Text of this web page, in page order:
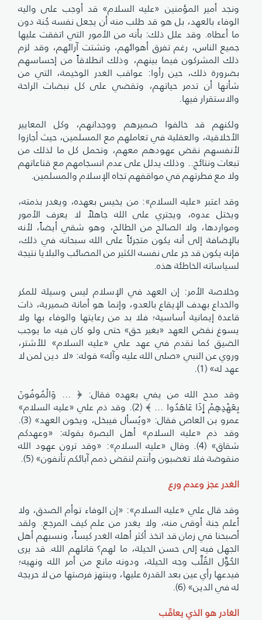
ونجد أمير المؤمنين «عليه السلام» قد أوجب على واليه
الوفاء بالعهد، بل هو قد طلب منه أن يجعل نفسه جُنة دون
ما أعطاه. وقد علل ذلك: بأنه من الأمور التي اتفقت عليها
جميع الناس، رغم تفرق أهوائهم، وتشتت آرائهم، وقد لزم
ذلك المشركون فيما بينهم، وذلك انطلاقاً من إحساسهم
بضرورة ذلك، حين رأوا: عواقب الغدر الوخيمة، التي من
شأنها أن تدمر حياتهم، وتقضي على كل نبضات الراحة
والاستقرار فيها.
ولكنهم قد خالفوا ضميرهم ووجدانهم، وكل المعايير
الأخلاقية، والعقلية في تعاملهم مع المسلمين، حيث أجازوا
لأنفسهم نقض عهودهم معهم، وتحمل كل ما لذلك من
تبعات ونتائج.. وذلك يدلل على عدم انسجامهم مع قناعاتهم
ولا مع فطرتهم في مواقفهم تجاه الإسلام والمسلمين.
وقد اعتبر «عليه السلام»: من يخيس بعهده، ويغدر بذمته،
ويختل عدوه، ويجتري على الله جاهلاً لا يعرف الأمور
ومواردها، ولا الصالح من الطالح، وهو شقي أيضاً، لأنه
بالإضافة إلى أنه يكون متجرئاً على الله سبحانه في ذلك،
فإنه يكون قد جر على نفسه الكثير من المصائب والبلايا نتيجة
لسياساته الخاطئة هذه.
وخلاصة الأمر: إن العهد في الإسلام ليس وسيلة للمكر
والخداع بهدف الإيقاع بالعدو، وإنما هو أمانة ضميرية، ذات
قاعدة إيمانية أساسية؛ فلا بد من رعايتها والوفاء بها ولا
يسوغ نقض العهد «بغير حق» حتى ولو كان فيه ما يوجب
الضيق كما تقدم في عهد علي «عليه السلام» للأشتر،
وروي عن النبي «صلى الله عليه وآله» قوله: «لا دين لمن لا
عهد له» (1).
وقد مدح الله من يفي بعهده فقال: ﴿ ... وَالْمُوفُونَ
بِعَهْدِهِمْ إِذَا عَاهَدُوا ... ﴾ (2). وقد ذم علي «عليه السلام»
عمرو بن العاص فقال: «ويُسأل فيبخل، ويخون العهد» (3).
وقد ذم «عليه السلام» أهل البصرة بقوله: «وعهدكم
شقاق» (4). وقال «عليه السلام»: «وقد ترون عهود الله
منقوضة فلا تغضبون وأنتم لنقض ذمم آبائكم تأنفون» (5).
الغدر عجز وعدم ورع
وقد قال علي «عليه السلام»: «إن الوفاء توأم الصدق، ولا
أعلم جنة أوقى منه، ولا يغدر من علم كيف المرجع. ولقد
أصبحنا في زمان قد اتخذ أكثر أهله الغدر كيساً، ونسبهم أهل
الجهل فيه إلى حسن الحيلة، ما لهم؟ قاتلهم الله. قد يرى
الحُوَّل القُلَّب وجه الحيلة، ودونه مانع من أمر الله ونهيه؛
فيدعها رأي عين بعد القدرة عليها، وينتهز فرصتها من لا حريجة
له في الدين» (6).
الغادر هو الذي يعاقَب